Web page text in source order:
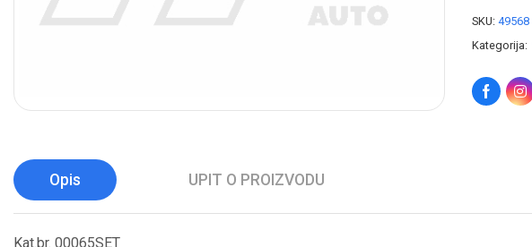
SKU: 49568
Kategorija:
Opis UPIT O PROIZVODU
Kat.br. 00065SET